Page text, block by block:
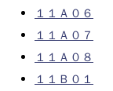
１１Ａ０６
１１Ａ０７
１１Ａ０８
１１Ｂ０１